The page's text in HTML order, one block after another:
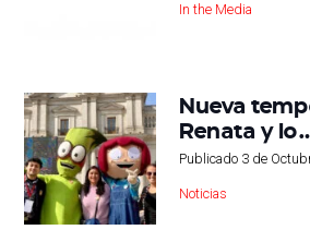
In the Media
Nueva
Renata y
Publicado 3 de
Noticias